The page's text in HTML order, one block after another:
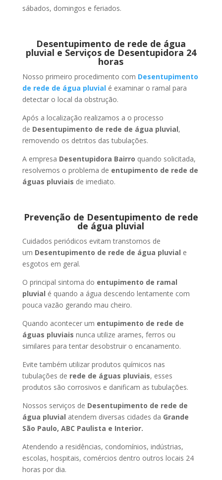
sábados, domingos e feriados.
Desentupimento de rede de água
pluvial e Serviços de Desentupidora 24
horas
Nosso primeiro procedimento com Desentupimento
de rede de água pluvialé examinar o ramal para
detectar o local da obstrução.
Após a localização realizamos a o processo
de Desentupimento de rede de água pluvial,
removendo os detritos das tubulações.
A empresa Desentupidora Bairro quando solicitada,
resolvemos o problema de entupimento de rede de
águas pluviais de imediato.
Prevenção de Desentupimento de rede
de água pluvial
Cuidados periódicos evitam transtornos de
um Desentupimento de rede de água pluvial e
esgotos em geral.
O principal sintoma do entupimento de ramal
pluvial é quando a água descendo lentamente com
pouca vazão gerando mau cheiro.
Quando acontecer um entupimento de rede de
águas pluviais nunca utilize arames, ferros ou
similares para tentar desobstruir o encanamento.
Evite também utilizar produtos químicos nas
tubulações de rede de águas pluviais, esses
produtos são corrosivos e danificam as tubulações.
Nossos serviços de Desentupimento de rede de
água pluvial atendem diversas cidades da Grande
São Paulo, ABC Paulista e Interior.
Atendendo a residências, condomínios, indústrias,
escolas, hospitais, comércios dentro outros locais 24
horas por dia.